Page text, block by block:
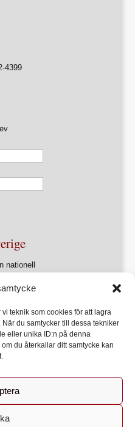
teknik som cookies för att lagra
du samtycker till dessa tekniker
eller unika ID:n på denna
du återkallar ditt samtycke kan
4399
nationell
är att ur ett
utveckling av samhället
utveckling, lärande och